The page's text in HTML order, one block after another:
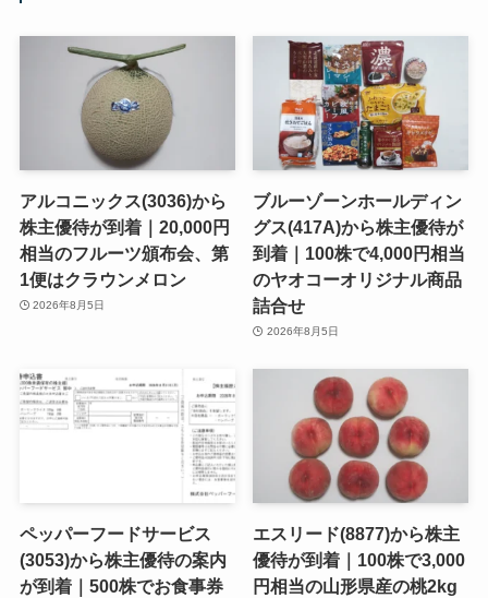
アルコニックス(3036)から
株主優待が到着｜20,000円
相当のフルーツ頒布会、第
1便はクラウンメロン
2026年8月5日
ブルーゾーンホールディン
グス(417A)から株主優待が
到着｜100株で4,000円相当
のヤオコーオリジナル商品
詰合せ
2026年8月5日
ペッパーフードサービス
(3053)から株主優待の案内
が到着｜500株でお食事券
エスリード(8877)から株主
優待が到着｜100株で3,000
円相当の山形県産の桃2kg